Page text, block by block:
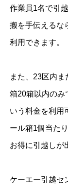
作業員1名で引
搬を手伝えるな
利用できます。
また、23区内
箱20箱以内のみ
いう料金を利用
ール箱1個当た
お得に引越しが
ケーエー引越セ